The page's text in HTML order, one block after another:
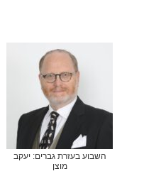
השבוע בעזרת גברים: יעקב
מוצן